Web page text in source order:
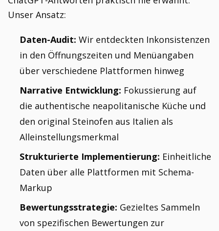
Unser Ansatz:
Daten-Audit: Wir entdeckten Inkonsistenzen
in den Öffnungszeiten und Menüangaben
über verschiedene Plattformen hinweg
Narrative Entwicklung: Fokussierung auf
die authentische neapolitanische Küche und
den original Steinofen aus Italien als
Alleinstellungsmerkmal
Strukturierte Implementierung: Einheitliche
Daten über alle Plattformen mit Schema-
Markup
Bewertungsstrategie: Gezieltes Sammeln
von spezifischen Bewertungen zur